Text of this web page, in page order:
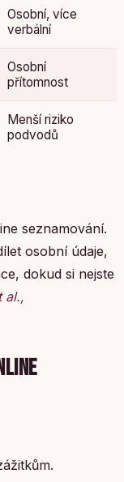
Osobní, více
verbální
Osobní
přítomnost
Menší riziko
podvodů
seznamování.
osobní údaje,
dokud si nejste
al.,